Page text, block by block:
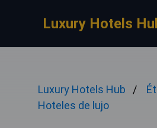
Luxury Hotels
Luxury Hotels Hub
Hoteles de lujo